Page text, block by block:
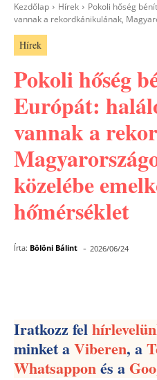
Kezdőlap Hírek
Pokoli hőség
vannak a rekordkánikulának,
Hírek
Pokoli hőség
Európát:
vannak a
közelébe
hőmérséklet
Írta: Bölöni Bálint - 2026/06/24
Iratkozz fel
minket aViberen, a
Whatsapponés a